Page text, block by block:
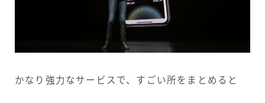
かなり強力なサービスで、すごい所をまとめると